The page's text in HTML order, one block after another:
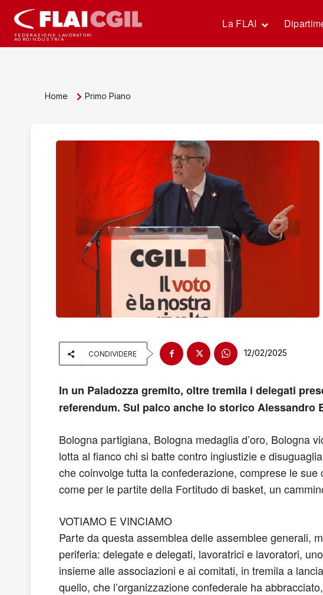
FEDERAZIONE LAVORATORI
AGROINDUSTRIA
La FLAI
Home Primo Piano
CONDIVIDERE 12/02/2025
In un Paladozza gremito, oltre tremila i delegati
referendum. Sul palco anche lo storico Alessandro
Bologna partigiana, Bologna medaglia d’oro, Bologna
lotta al fianco chi si batte contro ingiustizie e
che coinvolge tutta la confederazione, comprese le
come per le partite della Fortitudo di basket, un
VOTIAMO E VINCIAMO
Parte da questa assemblea delle assemblee generali,
periferia: delegate e delegati, lavoratrici e lavoratori,
insieme alle associazioni e ai comitati, in tremila a
quello, che l’organizzazione confederale ha